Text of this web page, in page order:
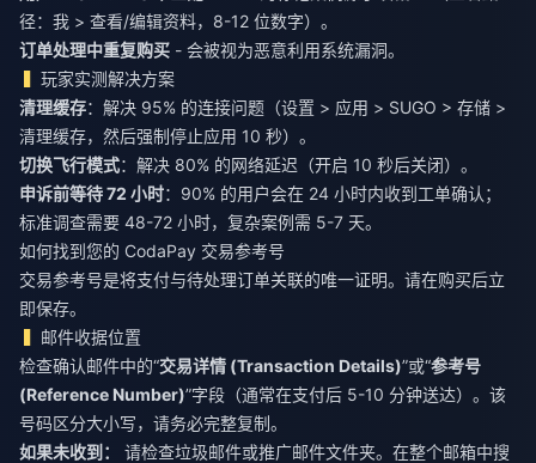
径：我 > 查看/编辑资料，8-12 位数字）。
订单处理中重复购买 - 会被视为恶意利用系统漏洞。
玩家实测解决方案
清理缓存：解决 95% 的连接问题（设置 > 应用 > SUGO > 存储 >
清理缓存，然后强制停止应用 10 秒）。
切换飞行模式：解决 80% 的网络延迟（开启 10 秒后关闭）。
申诉前等待 72 小时：90% 的用户会在 24 小时内收到工单确认；
标准调查需要 48-72 小时，复杂案例需 5-7 天。
如何找到您的 CodaPay 交易参考号
交易参考号是将支付与待处理订单关联的唯一证明。请在购买后立
即保存。
邮件收据位置
检查确认邮件中的“交易详情 (Transaction Details)”或“参考号
(Reference Number)”字段（通常在支付后 5-10 分钟送达）。该
号码区分大小写，请务必完整复制。
如果未收到：
请检查垃圾邮件或推广邮件文件夹。在整个邮箱中搜